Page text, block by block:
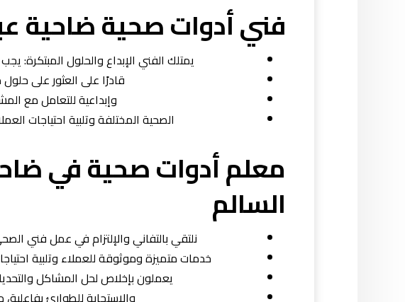
فني أدوات صحية ضاحية
يمتلك الفني الإبداع والحلول المبتكرة:
قادرًا على العثور على حلول
وإبداعية للتعامل مع
الصحية المختلفة وتلبية احتياجات
معلم أدوات صحية في
السالم
نلتقي بالتفاني والإلتزام في عمل فني
خدمات متميزة وموثوقة للعملاء وتلبية
يعملون بإخلاص لحل المشاكل
والاستجابة للطوارئ